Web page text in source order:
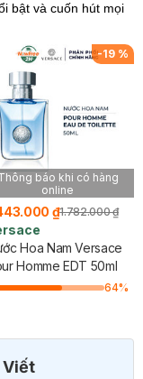
bật và cuốn hút mọi
-19 %
báo khi có hàng
online
₫1.782.000 ₫
Hoa Nam Versace
Homme EDT 50ml
64%
Viết